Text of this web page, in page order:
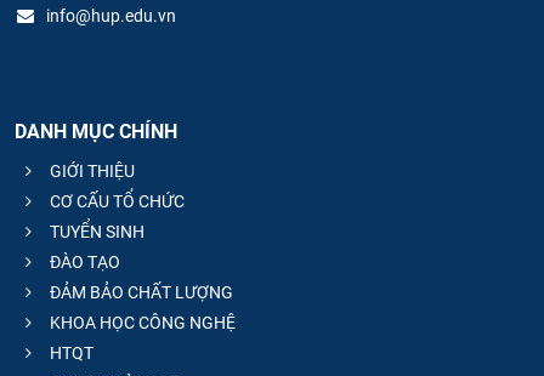
info@hup.edu.vn
DANH MỤC CHÍNH
GIỚI THIỆU
CƠ CẤU TỔ CHỨC
TUYỂN SINH
ĐÀO TẠO
ĐẢM BẢO CHẤT LƯỢNG
KHOA HỌC CÔNG NGHỆ
HTQT